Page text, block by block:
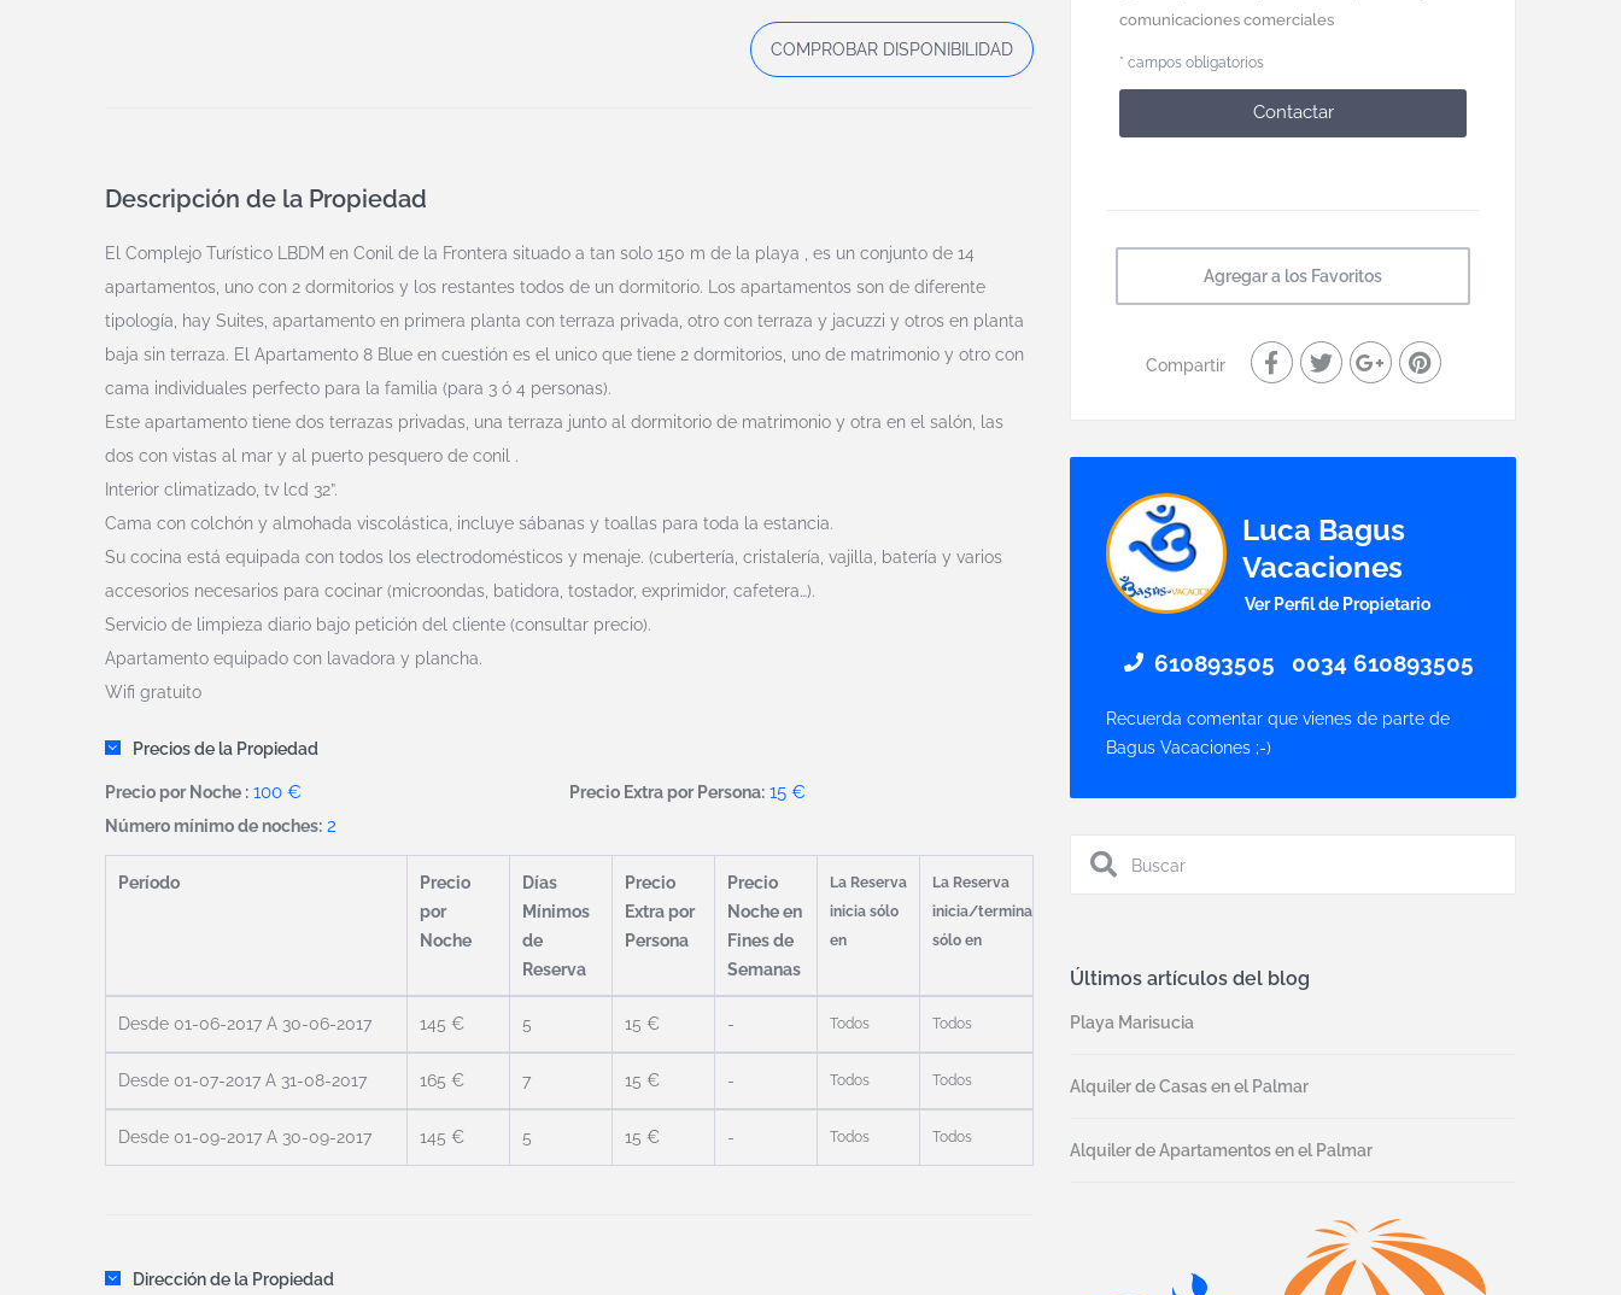
COMPROBAR DISPONIBILIDAD
Descripción de la Propiedad
El Complejo Turístico LBDM en Conil de la Frontera situado a tan solo 150 m de la playa , es un conjunto de 14
apartamentos, uno con 2 dormitorios y los restantes todos de un dormitorio. Los apartamentos son de diferente
tipología, hay Suites, apartamento en primera planta con terraza privada, otro con terraza y jacuzzi y otros en planta
baja sin terraza. El Apartamento 8 Blue en cuestión es el unico que tiene 2 dormitorios, uno de matrimonio y otro con
cama individuales perfecto para la familia (para 3 ó 4 personas).
Este apartamento tiene dos terrazas privadas, una terraza junto al dormitorio de matrimonio y otra en el salón, las
dos con vistas al mar y al puerto pesquero de conil .
Interior climatizado, tv lcd 32”.
Cama con colchón y almohada viscolástica, incluye sábanas y toallas para toda la estancia.
Su cocina está equipada con todos los electrodomésticos y menaje. (cubertería, cristalería, vajilla, batería y varios
accesorios necesarios para cocinar (microondas, batidora, tostador, exprimidor, cafetera…).
Servicio de limpieza diario bajo petición del cliente (consultar precio).
Apartamento equipado con lavadora y plancha.
Wifi gratuito
Precios de la Propiedad
Precio por Noche : 100 € Precio Extra por Persona: 15 €
Número mínimo de noches: 2
Período
Precio
por
Noche
Días
Mínimos
de
Reserva
Precio
Extra por
Persona
Precio
Noche en
Fines de
Semanas
La Reserva
inicia sólo
en
La Reserva
inicia/termina
sólo en
Desde 01-06-2017 A 30-06-2017 145 € 5 15 € - Todos Todos
Desde 01-07-2017 A 31-08-2017 165 € 7 15 € - Todos Todos
Desde 01-09-2017 A 30-09-2017 145 € 5 15 € - Todos Todos
Dirección de la Propiedad
comunicaciones comerciales
* campos obligatorios
Contactar
Agregar a los Favoritos
Compartir
Luca Bagus
Vacaciones
Ver Perfil de Propietario
610893505 0034 610893505
Recuerda comentar que vienes de parte de
Bagus Vacaciones ;-)
Últimos artículos del blog
Playa Marisucia
Alquiler de Casas en el Palmar
Alquiler de Apartamentos en el Palmar